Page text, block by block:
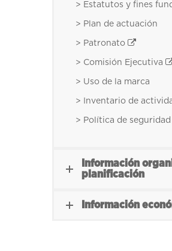
> Estatutos y fines
> Plan de actuación
> Patronato
> Comisión Ejecutiva
> Uso de la marca
> Inventario de
> Política de
Información
planificación
Información